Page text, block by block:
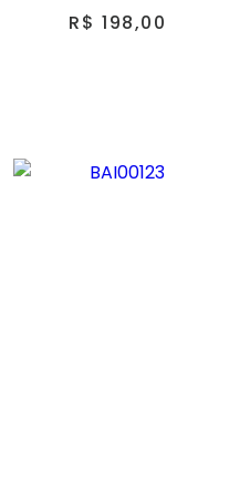
R$ 198,00